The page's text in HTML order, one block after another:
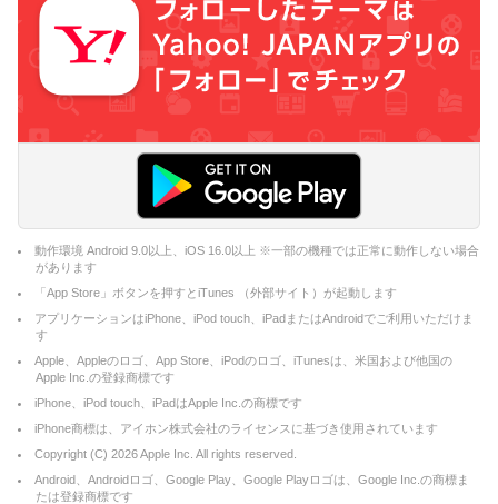
動作環境 Android 9.0以上、iOS 16.0以上 ※一部の機種では正常に動作しない場合
があります
「App Store」ボタンを押すとiTunes （外部サイト）が起動します
アプリケーションはiPhone、iPod touch、iPadまたはAndroidでご利用いただけま
す
Apple、Appleのロゴ、App Store、iPodのロゴ、iTunesは、米国および他国の
Apple Inc.の登録商標です
iPhone、iPod touch、iPadはApple Inc.の商標です
iPhone商標は、アイホン株式会社のライセンスに基づき使用されています
Copyright (C) 2026Apple Inc. All rights reserved.
Android、Androidロゴ、Google Play、Google Playロゴは、Google Inc.の商標ま
たは登録商標です